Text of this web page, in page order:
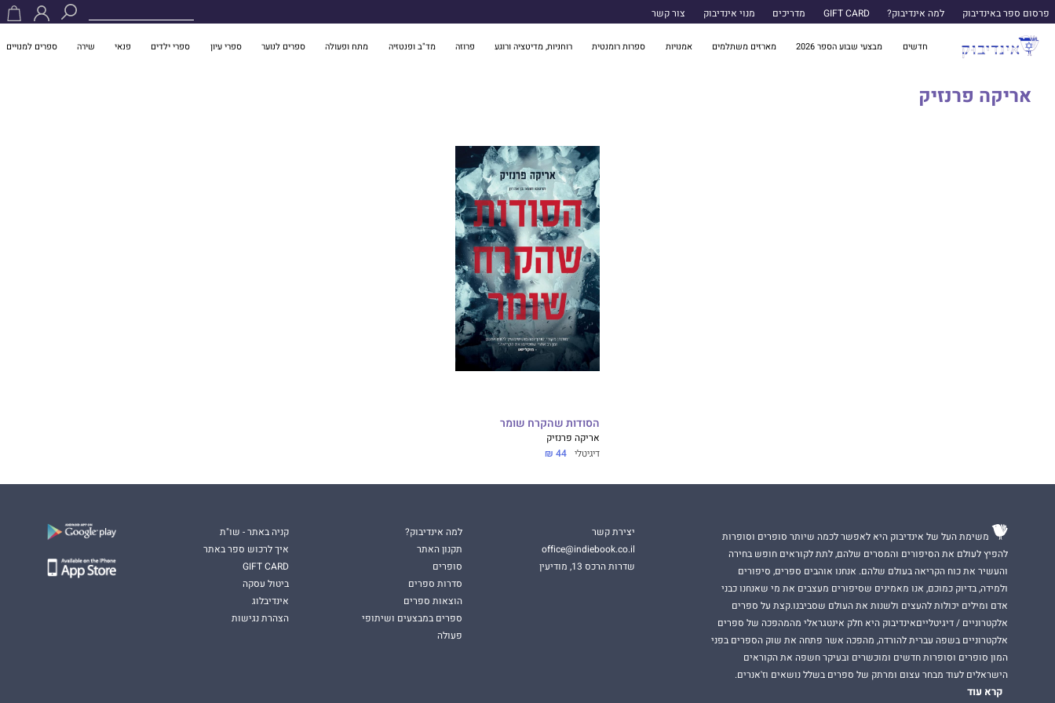
פרסום ספר באינדיבוק למה אינדיבוק? GIFT CARD מדריכים מנוי אינדיבוק צור קשר
חדשים מבצעי שבוע הספר 2026 מארזים משתלמים אמנויות ספרות רומנטית רוחניות, מדיטציה ורוגע פרוזה מד"ב ופנטזיה מתח ופעולה ספרים לנוער ספרי עיון ספרי ילדים פנאי שירה ספרים למנויים
אריקה פרנזיק
הסודות שהקרח שומר
אריקה פרנזיק
דיגיטלי 44 ₪
משימת העל של אינדיבוק היא לאפשר לכמה שיותר סופרים וסופרות
להפיץ לעולם את הסיפורים והמסרים שלהם, לתת לקוראים חופש בחירה
והעשיר את כוח הקריאה בעולם שלהם. אנחנו אוהבים ספרים, סיפורים
ולמידה, בדיוק כמוכם, אנו מאמינים שסיפורים מעצבים את מי שאנחנו כבני
אדם ומילים יכולות להעצים ולשנות את העולם שסביבנו.קצת על ספרים
אלקטרוניים / דיגיטלייםאינדיבוק היא חלק אינטגראלי מהמהפכה של ספרים
אלקטרוניים בשפה עברית להורדה, מהפכה אשר פתחה את שוק הספרים בפני
המון סופרים וסופרות חדשים ומוכשרים ובעיקר חשפה את הקוראים
הישראלים לעוד מבחר עצום ומרתק של ספרים בשלל נושאים וז'אנרים.
קרא עוד
יצירת קשר
office@indiebook.co.il
שדרות הרכס 13, מודיעין
למה אינדיבוק?
תקנון האתר
סופרים
סדרות ספרים
הוצאות ספרים
ספרים במבצעים ושיתופי
פעולה
קניה באתר - שו"ת
איך לרכוש ספר באתר
GIFT CARD
ביטול עסקה
אינדיבלוג
הצהרת נגישות